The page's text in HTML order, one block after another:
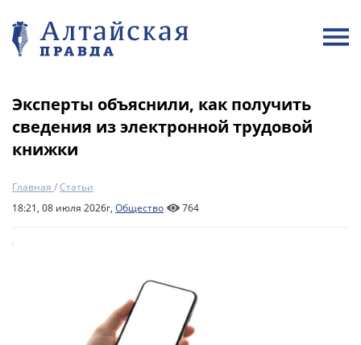
Эксперты объяснили, как получить
сведения из электронной трудовой
книжки
Главная /Статьи
18:21, 08 июля 2026г, Общество 764